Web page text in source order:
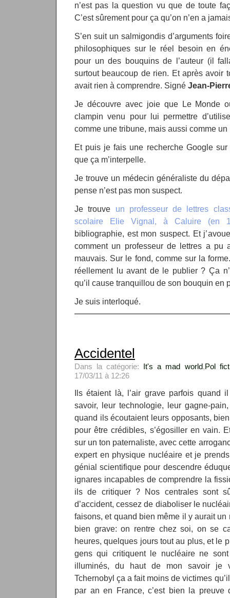
n’est pas la question vu que de toute
C’est sûrement pour ça qu’on n’en a
S’en suit un salmigondis d’arguments
philosophiques sur le réel besoin en
pour un des bouquins de l’auteur (il
surtout beaucoup de rien. Et après avoir
avait rien à comprendre. Signé Jean-
Je découvre avec joie que Le Monde
clampin venu pour lui permettre
comme une tribune, mais aussi comme
Et puis je fais une recherche Google sur
que ça m’interpelle.
Je trouve un médecin généraliste du
pense n’est pas mon suspect.
Je trouve un professeur de lettres
scolaire Elie Vignal, à Caluire (en
bibliographie, est mon suspect. Et
comment un professeur de lettres a pu
mauvais. Sur le fond, comme sur la
réellement lu avant de le publier ? Ça
qu’il cause tranquillou de son bouquin en
Je suis interloqué.
Accidentel
Dans la catégorie: It's a mad world,Pol
17/03/11 à 12:26
Ils étaient là, l’air grave parfois quand
savoir, leur technologie, leur gagne-
quand ils écoutaient leurs opposants,
pour être crédibles, s’égosiller en vain.
sur un ton paternaliste, avec cette
expert en physique nucléaire et je
génial scientifique pour descendre
ignares incapables de comprendre la
ils de critiquer ? Nos centrales sont
d’accident, cessez de diaboliser le
faisons, et quand bien même il y aurait un
bien grave: on rentre chez soi, on se
heures, quelques jours tout au plus, et le
gens qui critiquent le nucléaire ne
illuminés, du haut de mon savoir je
Tchernobyl ça a fait moins de victimes
par an en France, c’est bien la preuve